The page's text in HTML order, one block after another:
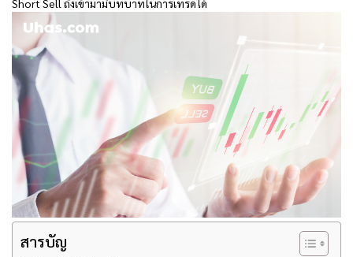
Short Sell ถึงเข้ามามีบทบาทในการเทรดได้
สารบัญ